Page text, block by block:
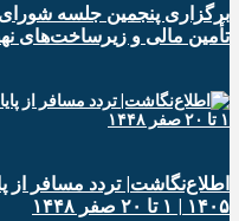
برگزاری پنجمین جلسه
تأمین مالی و زیرساخت‌های
۱۴۰۵ | ۱ تا ۲۰ صفر ۱۴۴۸